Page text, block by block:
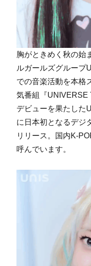
胸がときめく秋の始
ルガールズグループ
での音楽活動を本格
気番組『UNIVERSE
デビューを果たした
に日本初となるデジ
リリース。国内K-
呼んでいます。